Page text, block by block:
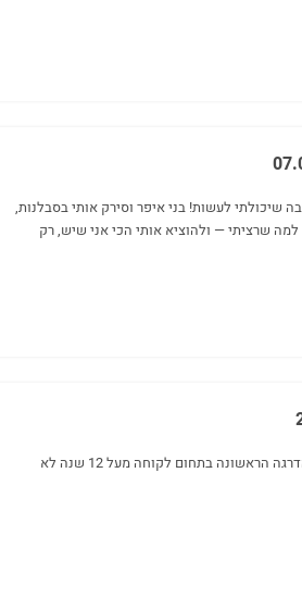
שיכולתי לעשות! בני איפר וסירק אותי בסבלנות,
שרציתי — ולהוציא אותי הכי אני שיש, רק
בני נאשי מספר אחד בתחום מעצב שיער ומאפר מהדרגה הראשונה בתחום לקוחה מעל 12 שנה לא